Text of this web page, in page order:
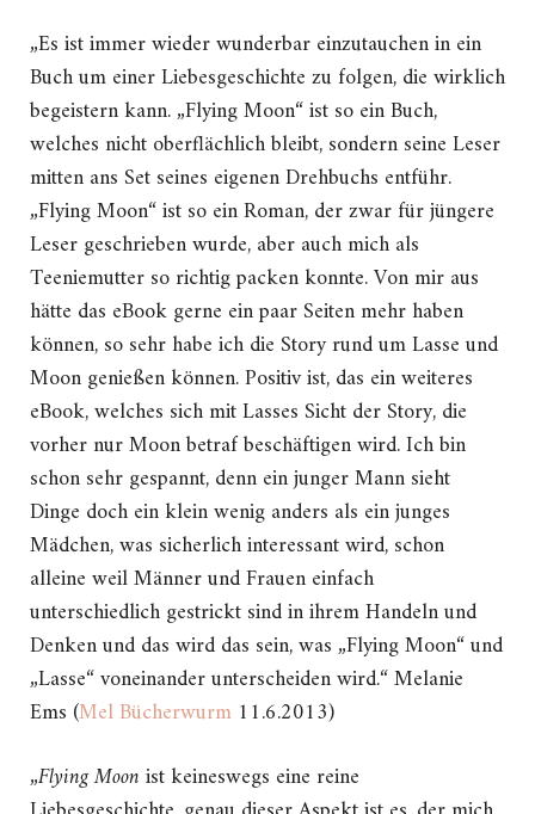
„Es ist immer wieder wunderbar einzutauchen in ein
Buch um einer Liebesgeschichte zu folgen, die wirklich
begeistern kann. „Flying Moon“ ist so ein Buch,
welches nicht oberflächlich bleibt, sondern seine Leser
mitten ans Set seines eigenen Drehbuchs entführ.
„Flying Moon“ ist so ein Roman, der zwar für jüngere
Leser geschrieben wurde, aber auch mich als
Teeniemutter so richtig packen konnte. Von mir aus
hätte das eBook gerne ein paar Seiten mehr haben
können, so sehr habe ich die Story rund um Lasse und
Moon genießen können. Positiv ist, das ein weiteres
eBook, welches sich mit Lasses Sicht der Story, die
vorher nur Moon betraf beschäftigen wird. Ich bin
schon sehr gespannt, denn ein junger Mann sieht
Dinge doch ein klein wenig anders als ein junges
Mädchen, was sicherlich interessant wird, schon
alleine weil Männer und Frauen einfach
unterschiedlich gestrickt sind in ihrem Handeln und
Denken und das wird das sein, was „Flying Moon“ und
„Lasse“ voneinander unterscheiden wird.“ Melanie
Ems (Mel Bücherwurm 11.6.2013)
„Flying Moonist keineswegs eine reine